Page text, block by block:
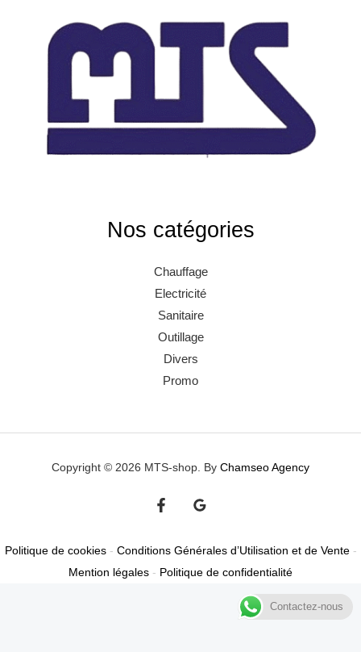
Nos catégories
Chauffage
Electricité
Sanitaire
Outillage
Divers
Promo
Copyright © 2026 MTS-shop. By Chamseo Agency
Contactez-nous
Politique de cookies- Conditions Générales d’Utilisation et de Vente-
Mention légales - Politique de confidentialité